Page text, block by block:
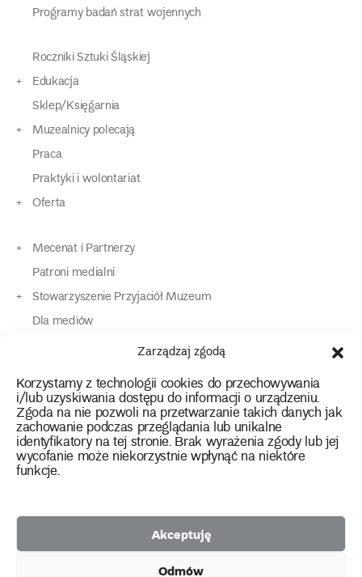
Zarządzaj zgodą
Korzystamy z technologii cookies do przechowywania
i/lub uzyskiwania dostępu do informacji o urządzeniu.
Zgoda na nie pozwoli na przetwarzanie takich danych jak
zachowanie podczas przeglądania lub unikalne
identyfikatory na tej stronie. Brak wyrażenia zgody lub jej
wycofanie może niekorzystnie wpłynąć na niektóre
funkcje.
Akceptuję
Odmów
Programy badań strat wojennych
Roczniki Sztuki Śląskiej
Edukacja
Sklep/Księgarnia
Muzealnicy polecają
Praca
Praktyki i wolontariat
Oferta
Mecenat i Partnerzy
Patroni medialni
Stowarzyszenie Przyjaciół Muzeum
Dla mediów
Dla osób o specjalnych potrzebach
Kontakt
instagram
twitterfacebookyoutube
tiktok
2026 Copyright by Muzeum Narodowe we Wrocławiu
Polityka prywatności